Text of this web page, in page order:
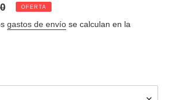
OFERTA
gastos de envío se calculan en la